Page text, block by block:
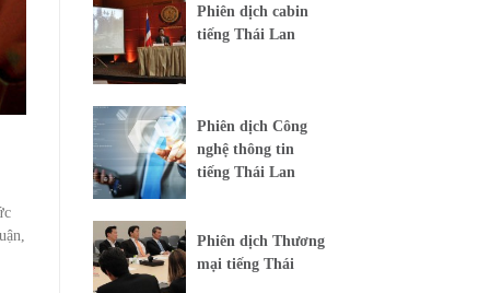
Phiên dịch cabin
tiếng Thái Lan
Phiên dịch Công
nghệ thông tin
tiếng Thái Lan
Phiên dịch Thương
mại tiếng Thái